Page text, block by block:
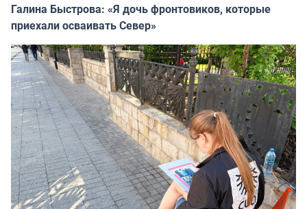
Галина Быстрова: «Я дочь фронтовиков, которые
приехали осваивать Север»